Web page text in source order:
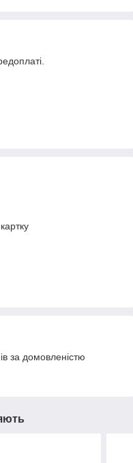
за домовленістю